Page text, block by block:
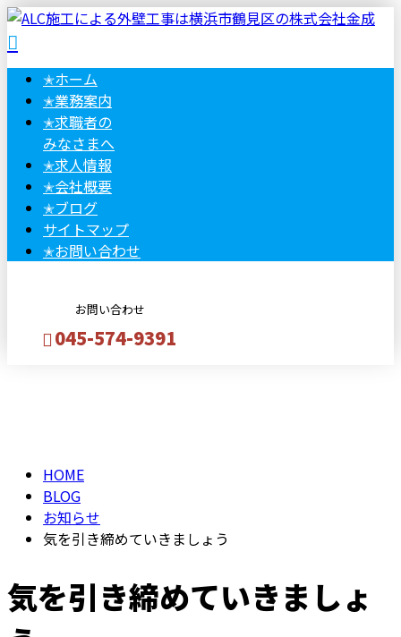
✭ホーム
✭業務案内
✭求職者の
みなさまへ
✭求人情報
✭会社概要
✭ブログ
サイトマップ
✭お問い合わせ
お問い合わせ
045-574-9391
HOME
BLOG
お知らせ
気を引き締めていきましょう
気を引き締めていきましょ